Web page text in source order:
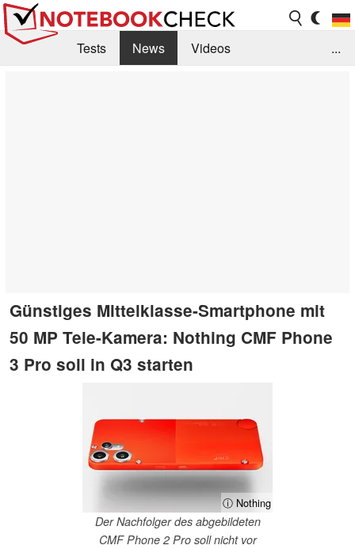
Tests News
Videos
...
Günstiges Mittelklasse-Smartphone mit
50 MP Tele-Kamera: Nothing CMF Phone
3 Pro soll in Q3 starten
ⓘ Nothing
Der Nachfolger des abgebildeten
CMF Phone 2 Pro soll nicht vor